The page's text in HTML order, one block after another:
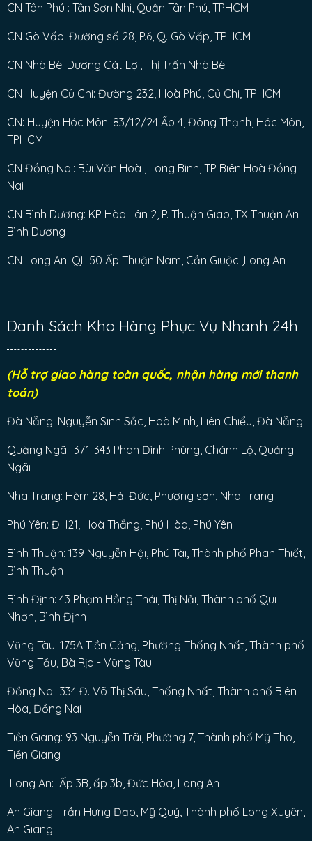
CN Tân Phú : Tân Sơn Nhì, Quận Tân Phú, TPHCM
CN Gò Vấp: Đường số 28, P.6, Q. Gò Vấp, TPHCM
CN Nhà Bè: Dương Cát Lợi, Thị Trấn Nhà Bè
CN Huyện Củ Chi: Đường 232, Hoà Phú, Củ Chi, TPHCM
CN: Huyện Hóc Môn: 83/12/24 Ấp 4, Đông Thạnh, Hóc Môn,
TPHCM
CN Đồng Nai: Bùi Văn Hoà , Long Bình, TP Biên Hoà Đồng
Nai
CN Bình Dương: KP Hòa Lân 2, P. Thuận Giao, TX Thuận An
Bình Dương
CN Long An: QL 50 Ấp Thuận Nam, Cần Giuộc ,Long An
Danh Sách Kho Hàng Phục Vụ Nhanh 24h
(Hỗ trợ giao hàng toàn quốc, nhận hàng mới thanh
toán)
Đà Nẵng: Nguyễn Sinh Sắc, Hoà Minh, Liên Chiểu, Đà Nẵng
Quảng Ngãi: 371-343 Phan Đình Phùng, Chánh Lộ, Quảng
Ngãi
Nha Trang: Hẻm 28, Hải Đức, Phương sơn, Nha Trang
Phú Yên: ĐH21, Hoà Thắng, Phú Hòa, Phú Yên
Bình Thuận: 139 Nguyễn Hội, Phú Tài, Thành phố Phan Thiết,
Bình Thuận
Bình Định: 43 Phạm Hồng Thái, Thị Nải, Thành phố Qui
Nhơn, Bình Định
Vũng Tàu: 175A Tiền Cảng, Phường Thống Nhất, Thành phố
Vũng Tầu, Bà Rịa - Vũng Tàu
Đồng Nai: 334 Đ. Võ Thị Sáu, Thống Nhất, Thành phố Biên
Hòa, Đồng Nai
Tiền Giang: 93 Nguyễn Trãi, Phường 7, Thành phố Mỹ Tho,
Tiền Giang
Long An: Ấp 3B, ấp 3b, Đức Hòa, Long An
An Giang: Trần Hưng Đạo, Mỹ Quý, Thành phố Long Xuyên,
An Giang